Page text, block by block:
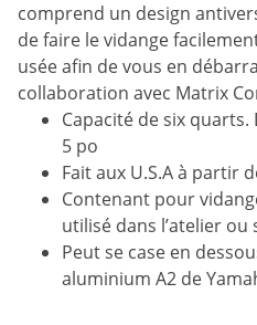
comprend un design
de faire le vidange
usée afin de vous en
collaboration avec Matrix
Capacité de six quarts.
5 po
Fait aux U.S.A à partir
Contenant pour
utilisé dans l’atelier
Peut se case en
aluminium A2 de